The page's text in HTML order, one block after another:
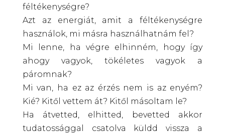
féltékenységre?
Azt az energiát, amit a féltékenységre
használok, mi másra használhatnám fel?
Mi lenne, ha végre elhinném, hogy így
ahogy vagyok, tökéletes vagyok a
páromnak?
Mi van, ha ez az érzés nem is az enyém?
Kié? Kitől vettem át? Kitől másoltam le?
Ha átvetted, elhitted, bevetted akkor
tudatossággal csatolva küldd vissza a